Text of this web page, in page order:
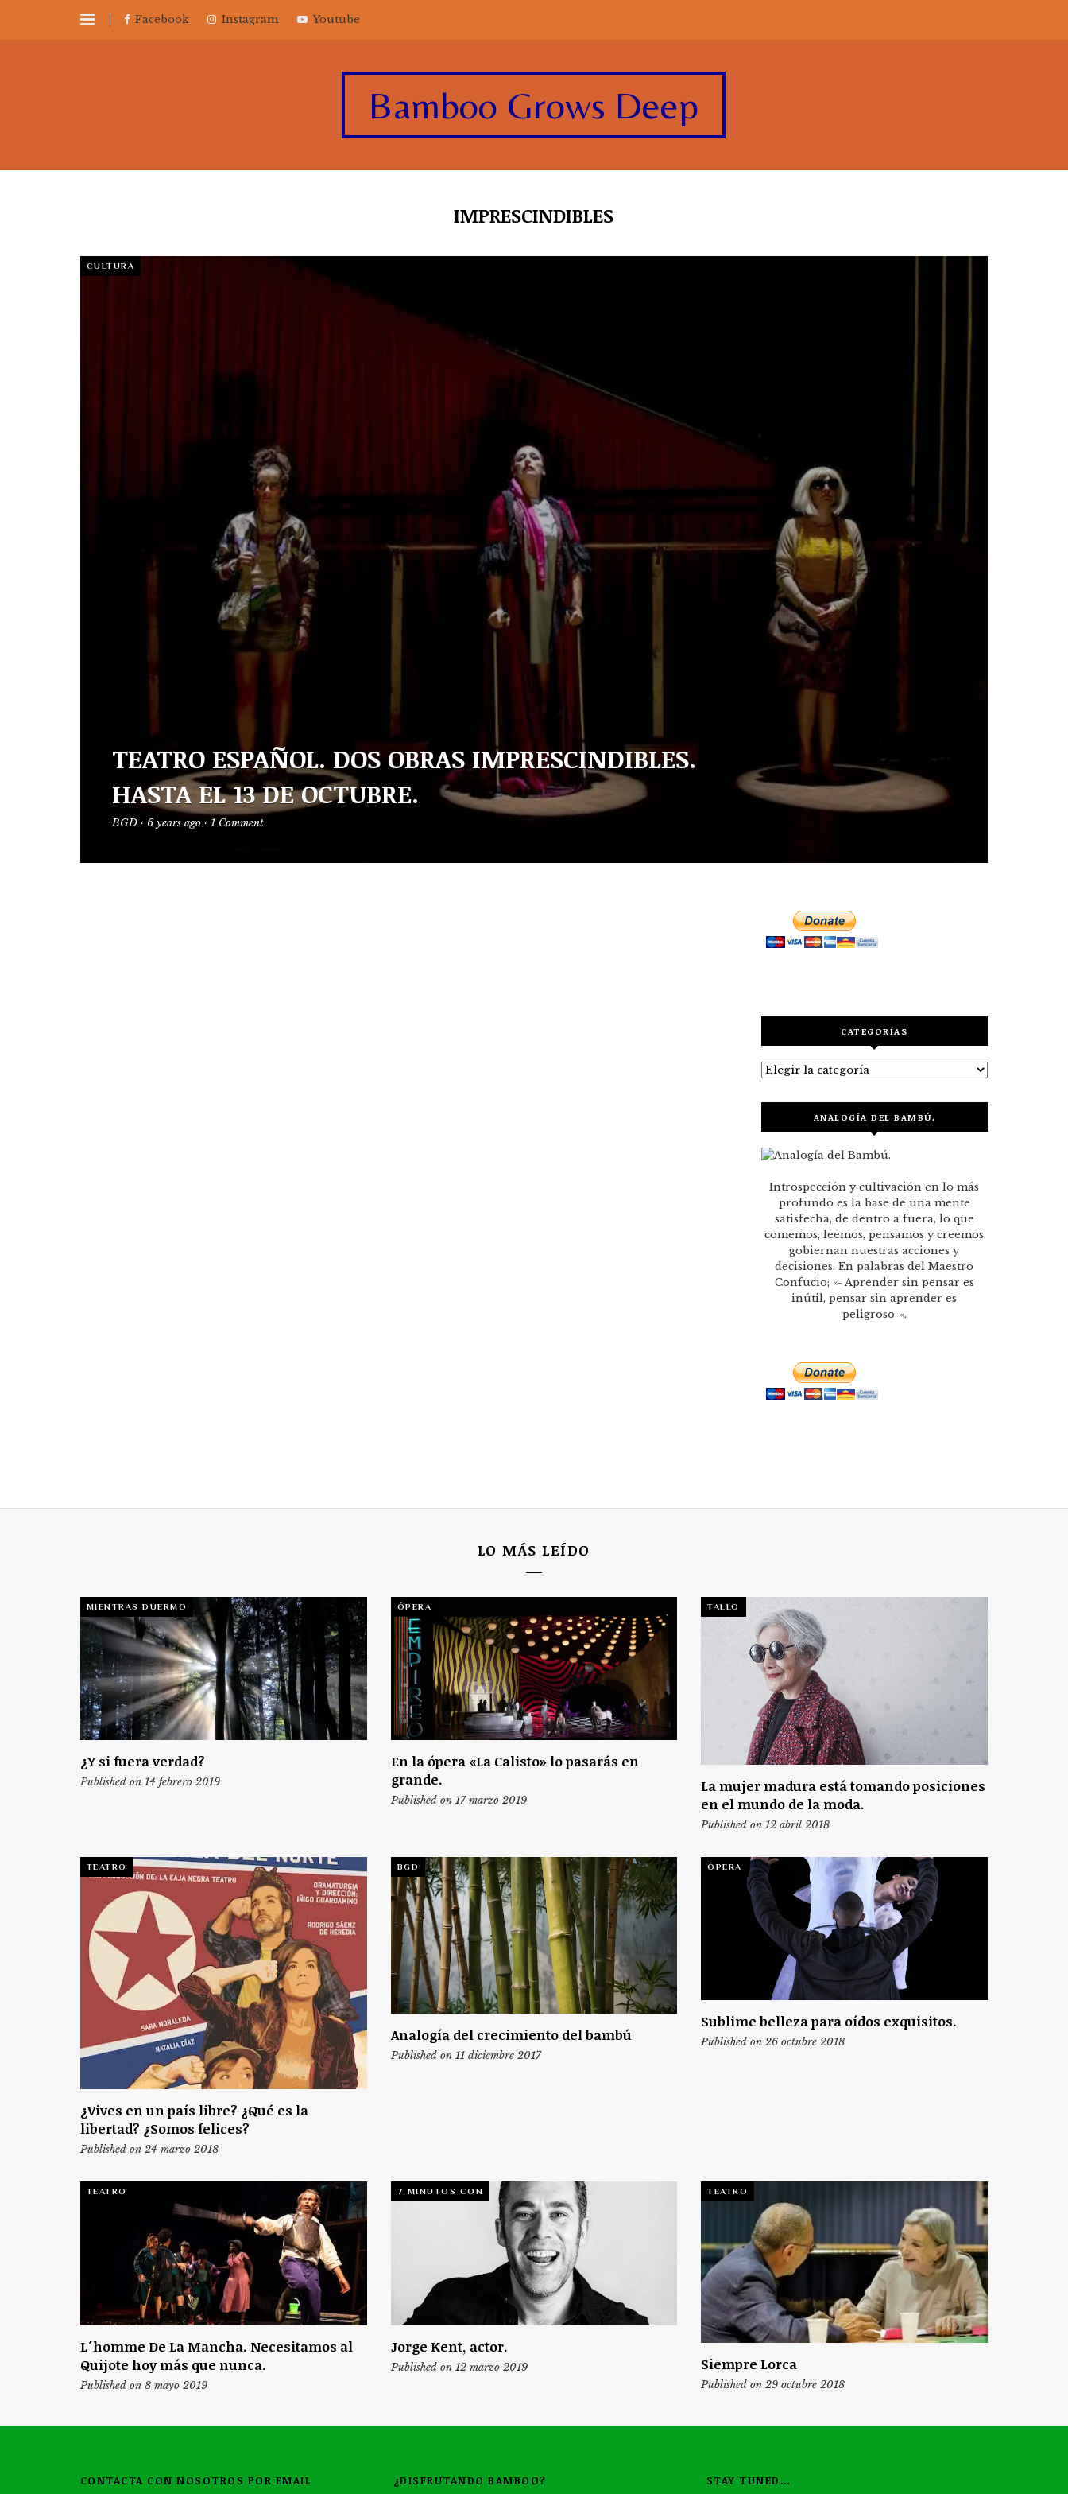
Facebook Instagram Youtube
Bamboo Grows Deep
IMPRESCINDIBLES
CULTURA
TEATRO ESPAÑOL. DOS OBRAS IMPRESCINDIBLES.
HASTA EL 13 DE OCTUBRE.
BGD · 6 years ago · 1 Comment
CATEGORÍAS
Categorías
ANALOGÍA DEL BAMBÚ.
Introspección y cultivación en lo más
profundo es la base de una mente
satisfecha, de dentro a fuera, lo que
comemos, leemos, pensamos y creemos
gobiernan nuestras acciones y
decisiones. En palabras del Maestro
Confucio; «- Aprender sin pensar es
inútil, pensar sin aprender es
peligroso-«.
LO MÁS LEÍDO
MIENTRAS DUERMO
¿Y si fuera verdad?
Published on 14 febrero 2019
ÓPERA
En la ópera «La Calisto» lo pasarás en
grande.
Published on 17 marzo 2019
TALLO
La mujer madura está tomando posiciones
en el mundo de la moda.
Published on 12 abril 2018
TEATRO
¿Vives en un país libre? ¿Qué es la
libertad? ¿Somos felices?
Published on 24 marzo 2018
BGD
Analogía del crecimiento del bambú
Published on 11 diciembre 2017
ÓPERA
Sublime belleza para oídos exquisitos.
Published on 26 octubre 2018
TEATRO
L´homme De La Mancha. Necesitamos al
Quijote hoy más que nunca.
Published on 8 mayo 2019
7 MINUTOS CON
Jorge Kent, actor.
Published on 12 marzo 2019
TEATRO
Siempre Lorca
Published on 29 octubre 2018
CONTACTA CON NOSOTROS POR EMAIL ¿DISFRUTANDO BAMBOO? STAY TUNED…